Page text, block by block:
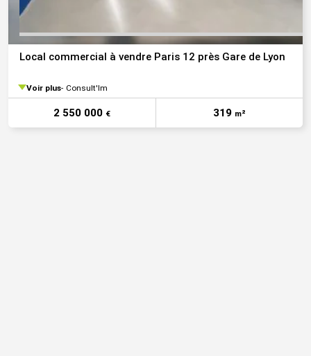
Local commercial à vendre Paris 12 près Gare de Lyon
Voir plus Consult'Im
2 550 000 € 319 m²